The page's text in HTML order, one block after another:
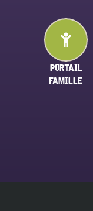
PORTAIL
FAMILLE